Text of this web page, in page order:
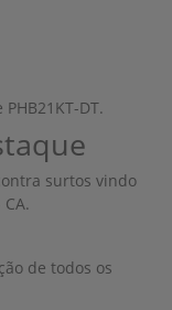
DT.
surtos vindo
de todos os